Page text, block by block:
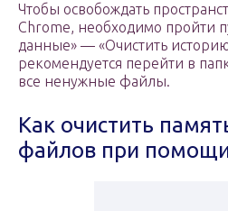
Чтобы освобождать
Chrome, необходимо пройти
данные» — «Очистить
рекомендуется перейти в
все ненужные файлы.
Как очистить
файлов при